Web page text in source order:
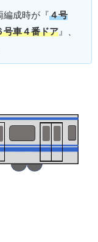
編成時が『４号
号車４番ドア 』、